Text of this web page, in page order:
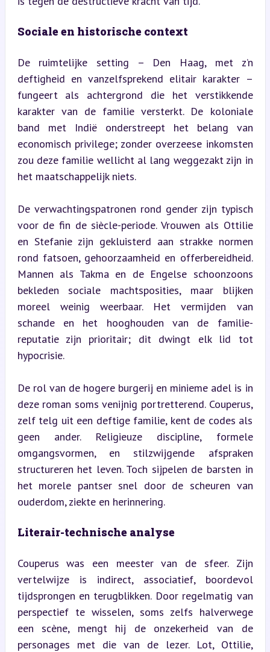
Sociale en historische context
De ruimtelijke setting – Den Haag, met z’n
deftigheid en vanzelfsprekend elitair karakter –
fungeert als achtergrond die het verstikkende
karakter van de familie versterkt. De koloniale
band met Indië onderstreept het belang van
economisch privilege; zonder overzeese inkomsten
zou deze familie wellicht al lang weggezakt zijn in
het maatschappelijk niets.
De verwachtingspatronen rond gender zijn typisch
voor de fin de siècle-periode. Vrouwen als Ottilie
en Stefanie zijn gekluisterd aan strakke normen
rond fatsoen, gehoorzaamheid en offerbereidheid.
Mannen als Takma en de Engelse schoonzoons
bekleden sociale machtsposities, maar blijken
moreel weinig weerbaar. Het vermijden van
schande en het hooghouden van de familie-
reputatie zijn prioritair; dit dwingt elk lid tot
hypocrisie.
De rol van de hogere burgerij en minieme adel is in
deze roman soms venijnig portretterend. Couperus,
zelf telg uit een deftige familie, kent de codes als
geen ander. Religieuze discipline, formele
omgangsvormen, en stilzwijgende afspraken
structureren het leven. Toch sijpelen de barsten in
het morele pantser snel door de scheuren van
ouderdom, ziekte en herinnering.
Literair-technische analyse
Couperus was een meester van de sfeer. Zijn
vertelwijze is indirect, associatief, boordevol
tijdsprongen en terugblikken. Door regelmatig van
perspectief te wisselen, soms zelfs halverwege
een scène, mengt hij de onzekerheid van de
personages met die van de lezer. Lot, Ottilie,